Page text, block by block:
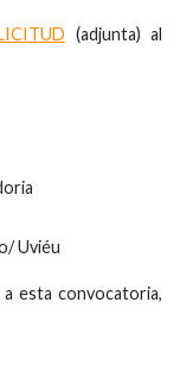
(adjunta) al
Uviéu
esta convocatoria,